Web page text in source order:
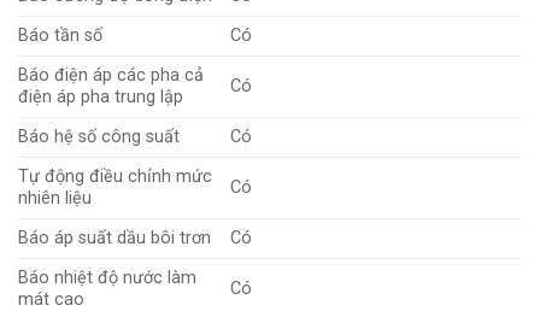
Báo tần số
Có
Báo điện áp các pha cả
điện áp pha trung lập
Có
Báo hệ số công suất
Có
Tự động điều chỉnh mức
nhiên liệu
Có
Báo áp suất dầu bôi trơn
Có
Báo nhiệt độ nước làm
mát cao
Có